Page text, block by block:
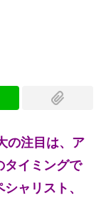
の注目は、ア
タイミングで
ャリスト、